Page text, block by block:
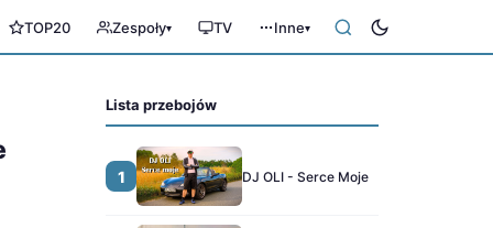
TOP20 Zespoły▾ TV Inne▾
Lista przebojów
1 DJ OLI - Serce Moje